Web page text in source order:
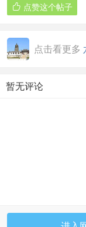
 点赞这个帖子
点击看更多
暂无评论